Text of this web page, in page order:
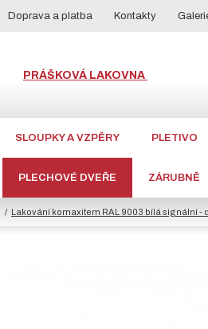
Doprava a platba Kontakty
PRÁŠKOVÁ LAKOVNA
SLOUPKY A VZPĚRY PLETIVO
PLECHOVÉ DVEŘE ZÁRUBNĚ
Lakování komaxitem RAL 9003 bílá signální -